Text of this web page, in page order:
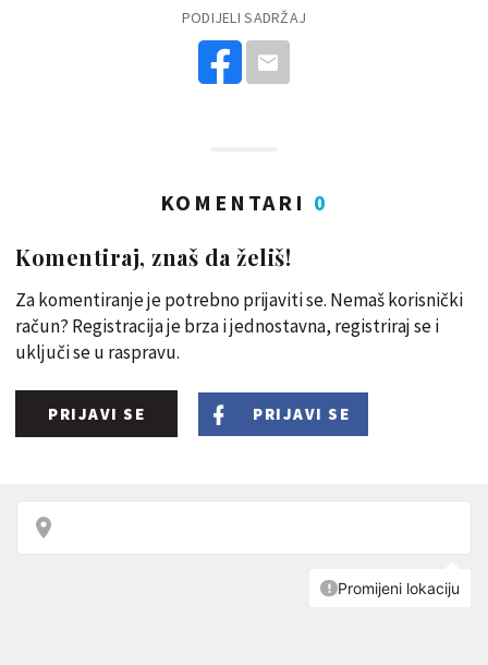
PODIJELI SADRŽAJ
KOMENTARI 0
Komentiraj, znaš da želiš!
Za komentiranje je potrebno prijaviti se. Nemaš korisnički
račun? Registracija je brza i jednostavna, registriraj se i
uključi se u raspravu.
PRIJAVI SE PRIJAVI SE